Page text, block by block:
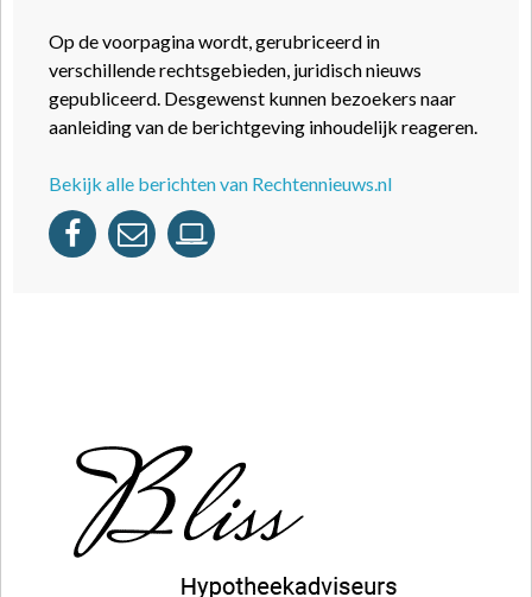
Op de voorpagina wordt, gerubriceerd in
verschillende rechtsgebieden, juridisch nieuws
gepubliceerd. Desgewenst kunnen bezoekers naar
aanleiding van de berichtgeving inhoudelijk reageren.
Bekijk alle berichten van Rechtennieuws.nl